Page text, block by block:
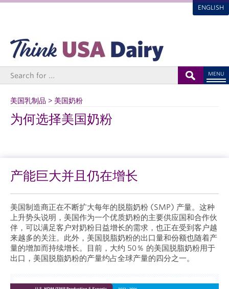
ENGLISH
MENU
美国乳制品 > 美国奶粉
为何选择美国奶粉
产能巨大并且仍在增长
美国制造商正在不断扩大每年的脱脂奶粉 (SMP) 产量。这种
上升势头说明，美国作为一个优质奶粉的主要供应国和合作伙
伴，可以满足客户对奶粉日益增长的需求，也正在受到客户越
来越多的关注。此外，美国脱脂奶粉的出口量和份额也随着产
量的增加而持续增长。目前，大约 50％ 的美国脱脂奶粉用于
出口，美国脱脂奶粉的产量约占全球产量的四分之一。